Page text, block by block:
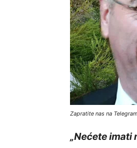
Zapratite nas na
„Nećete imati